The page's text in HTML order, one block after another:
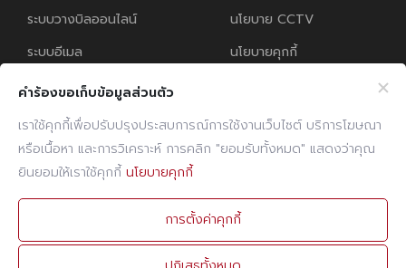
ระบบวางบิลออนไลน์
ระบบอีเมล
นโยบาย CCTV
นโยบายคุกกี้
ติดต่อเรา
02 960 1380-9
แฟกซ์
02 960 1394
คำร้องขอเก็บข้อมูลส่วนตัว
เราใช้คุกกี้เพื่อปรับปรุงประสบการณ์การใช้งานเว็บไซต์ บริการโฆษณา
หรือเนื้อหา และการวิเคราะห์ การคลิก "ยอมรับทั้งหมด" แสดงว่าคุณ
ยินยอมให้เราใช้คุกกี้ นโยบายคุกกี้
การตั้งค่าคุกกี้